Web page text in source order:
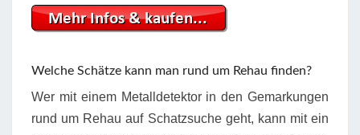
Welche Schätze kann man rund um Rehau finden?
Wer mit einem Metalldetektor in den Gemarkungen
rund um Rehau auf Schatzsuche geht, kann mit ein